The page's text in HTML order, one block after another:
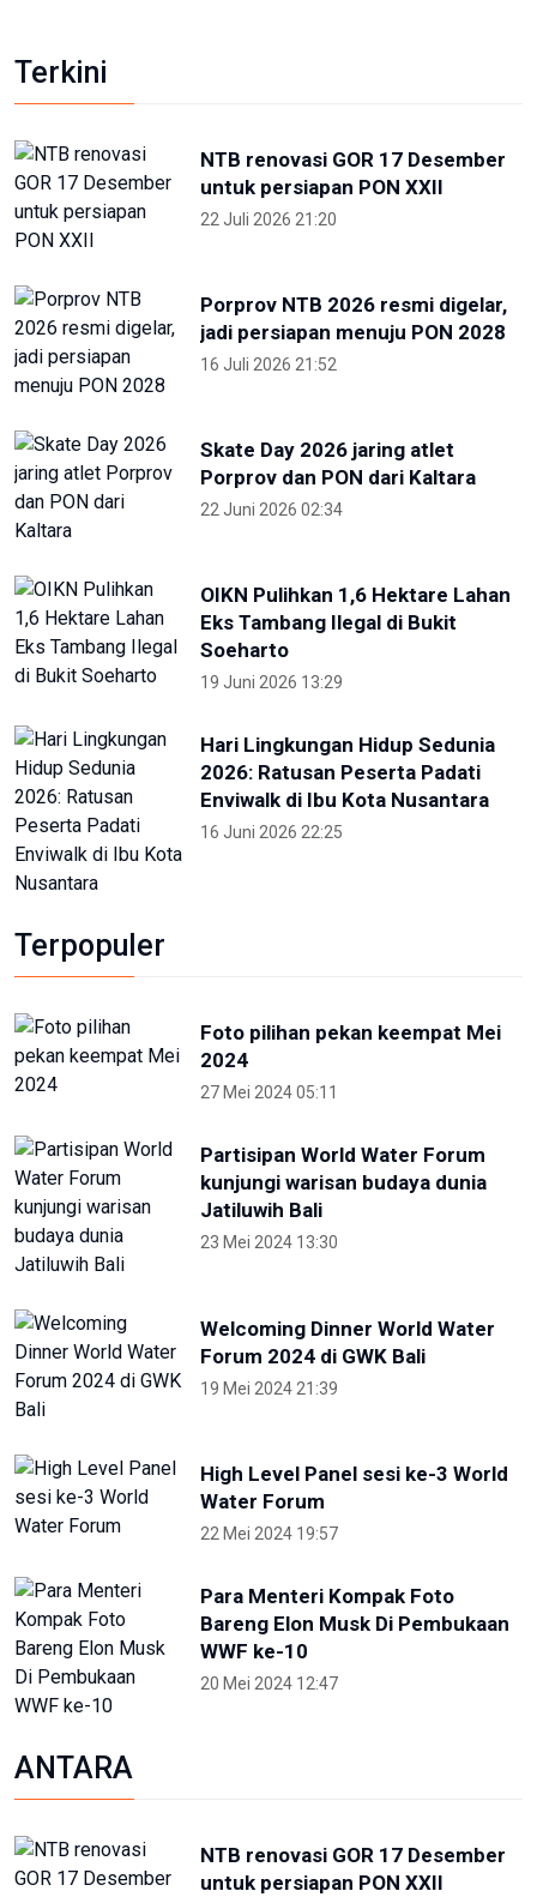
Terkini
NTB renovasi GOR 17 Desember
untuk persiapan PON XXII
22 Juli 2026 21:20
Porprov NTB 2026 resmi digelar,
jadi persiapan menuju PON 2028
16 Juli 2026 21:52
Skate Day 2026 jaring atlet
Porprov dan PON dari Kaltara
22 Juni 2026 02:34
OIKN Pulihkan 1,6 Hektare Lahan
Eks Tambang Ilegal di Bukit
Soeharto
19 Juni 2026 13:29
Hari Lingkungan Hidup Sedunia
2026: Ratusan Peserta Padati
Enviwalk di Ibu Kota Nusantara
16 Juni 2026 22:25
Terpopuler
Foto pilihan pekan keempat Mei
2024
27 Mei 2024 05:11
Partisipan World Water Forum
kunjungi warisan budaya dunia
Jatiluwih Bali
23 Mei 2024 13:30
Welcoming Dinner World Water
Forum 2024 di GWK Bali
19 Mei 2024 21:39
High Level Panel sesi ke-3 World
Water Forum
22 Mei 2024 19:57
Para Menteri Kompak Foto
Bareng Elon Musk Di Pembukaan
WWF ke-10
20 Mei 2024 12:47
ANTARA
NTB renovasi GOR 17 Desember
untuk persiapan PON XXII